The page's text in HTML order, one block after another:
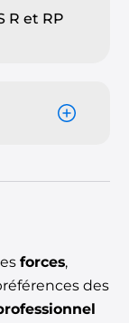
R et RP
forces,
des